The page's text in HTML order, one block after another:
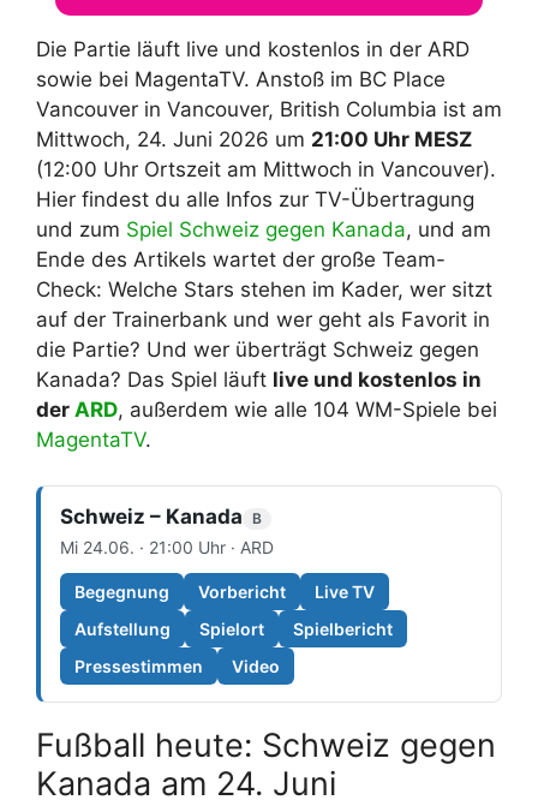
Die Partie läuft live und kostenlos in der ARD
sowie bei MagentaTV. Anstoß im BC Place
Vancouver in Vancouver, British Columbia ist am
Mittwoch, 24. Juni 2026 um 21:00 Uhr MESZ
(12:00 Uhr Ortszeit am Mittwoch in Vancouver).
Hier findest du alle Infos zur TV-Übertragung
und zum Spiel Schweiz gegen Kanada, und am
Ende des Artikels wartet der große Team-
Check: Welche Stars stehen im Kader, wer sitzt
auf der Trainerbank und wer geht als Favorit in
die Partie? Und wer überträgt Schweiz gegen
Kanada? Das Spiel läuft live und kostenlos in
der ARD, außerdem wie alle 104 WM-Spiele bei
MagentaTV.
Schweiz – Kanada B
Mi 24.06. · 21:00 Uhr · ARD
Begegnung Vorbericht
Live TV
Aufstellung
Spielort
Spielbericht
Pressestimmen
Video
Fußball heute: Schweiz gegen
Kanada am 24. Juni